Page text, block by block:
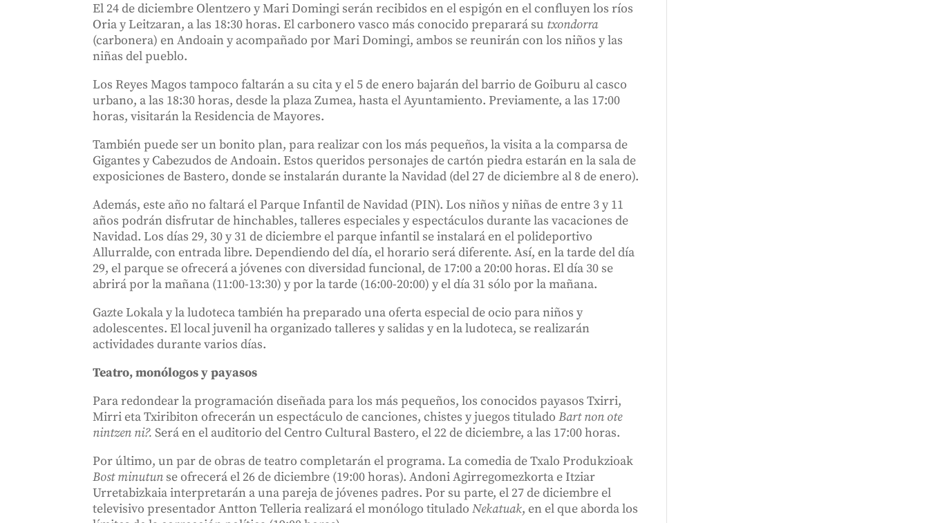
El 24 de diciembre Olentzero y Mari Domingi serán recibidos en el espigón en el confluyen los ríos
Oria y Leitzaran, a las 18:30 horas. El carbonero vasco más conocido preparará su txondorra
(carbonera) en Andoain y acompañado por Mari Domingi, ambos se reunirán con los niños y las
niñas del pueblo.
Los Reyes Magos tampoco faltarán a su cita y el 5 de enero bajarán del barrio de Goiburu al casco
urbano, a las 18:30 horas, desde la plaza Zumea, hasta el Ayuntamiento. Previamente, a las 17:00
horas, visitarán la Residencia de Mayores.
También puede ser un bonito plan, para realizar con los más pequeños, la visita a la comparsa de
Gigantes y Cabezudos de Andoain. Estos queridos personajes de cartón piedra estarán en la sala de
exposiciones de Bastero, donde se instalarán durante la Navidad (del 27 de diciembre al 8 de enero).
Además, este año no faltará el Parque Infantil de Navidad (PIN). Los niños y niñas de entre 3 y 11
años podrán disfrutar de hinchables, talleres especiales y espectáculos durante las vacaciones de
Navidad. Los días 29, 30 y 31 de diciembre el parque infantil se instalará en el polideportivo
Allurralde, con entrada libre. Dependiendo del día, el horario será diferente. Así, en la tarde del día
29, el parque se ofrecerá a jóvenes con diversidad funcional, de 17:00 a 20:00 horas. El día 30 se
abrirá por la mañana (11:00-13:30) y por la tarde (16:00-20:00) y el día 31 sólo por la mañana.
Gazte Lokala y la ludoteca también ha preparado una oferta especial de ocio para niños y
adolescentes. El local juvenil ha organizado talleres y salidas y en la ludoteca, se realizarán
actividades durante varios días.
Teatro, monólogos y payasos
Para redondear la programación diseñada para los más pequeños, los conocidos payasos Txirri,
Mirri eta Txiribiton ofrecerán un espectáculo de canciones, chistes y juegos tituladoBart non ote
nintzen ni?.Será en el auditorio del Centro Cultural Bastero, el 22 de diciembre, a las 17:00 horas.
Por último, un par de obras de teatro completarán el programa. La comedia de Txalo Produkzioak
Bost minutun se ofrecerá el 26 de diciembre (19:00 horas). Andoni Agirregomezkorta e Itziar
Urretabizkaia interpretarán a una pareja de jóvenes padres. Por su parte, el 27 de diciembre el
televisivo presentador Antton Telleria realizará el monólogo tituladoNekatuak, en el que aborda los